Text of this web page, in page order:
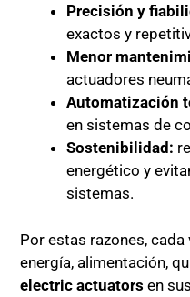
Precisión y
exactos y
Menor
actuadores
Automatización
en sistemas de
Sostenibilidad:
energético y
sistemas.
Por estas razones,
energía, alimentación,
electric actuators en